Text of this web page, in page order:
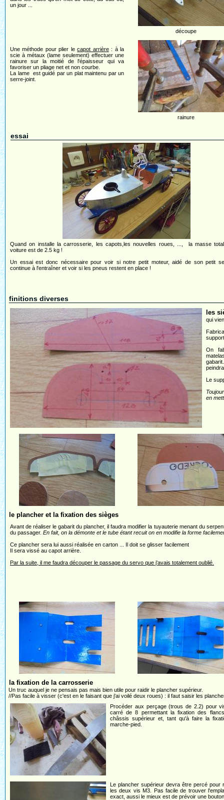
un jour ...
découpe
Une méthode pour plier lecapot arrière: à la
scie à métaux (lame seulement) effectuer une
rainure sur la moitié de l'épaisseur qui va
favoriser un pliage net et non courbe.
La lame est guidé par un plat maintenu par un
serre-joint.
rainure
essai
Quand on installe la carrosserie, les capots,les nouvelles roues, ..., la masse
voiture est de 2.5 kg !
Un essai est donc nécessaire pour voir si notre petit moteur, aidé de son petit
continue à l'entraîner et voir si les pneus restent en place !
finitions diverses
les
qui
On
Le
en
le plancher et la fixation des sièges
Avant de réaliser le gabarit du plancher, il faudra modifier la tuyauterie menant du
du passager. En fait, on la démonte et le tube étant recuit on en modifie la forme
Ce plancher sera lui aussi réalisée en carton ... Il doit se glisser facilement
Il sera vissé au capot arrière.
Par la suite, il me faudra découper le passage du servo que j'avais totalement oublié.
la fixation de la carrosserie
Un truc auquel je ne pensais pas mais bien utile pour raidir le plancher supérieur.
//Pas facile à visser (c'est en le faisant que j'ai voilé deux roues) : il faut saisir les
Procéder aux perçage (trous de 2.2) pour
carré de 8 permettant la fixation des
châssis supérieur et, tant qu'à faire la
marche-pied.
Le plancher supérieur devra être percé pour
les deux vis M3. Pas facile de trouver
exact, aussi le mieux est de prévoir une